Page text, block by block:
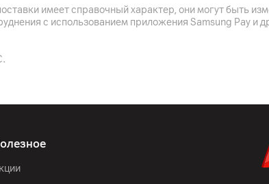
да
имеет справочный характер, они могут быть
с использованием приложения Samsung Pay и